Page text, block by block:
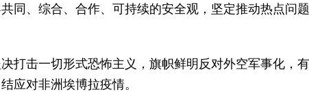
同、综合、合作、可持续的安全观，坚定推动热点问
打击一切形式恐怖主义，旗帜鲜明反对外空军事化，
应对非洲埃博拉疫情。